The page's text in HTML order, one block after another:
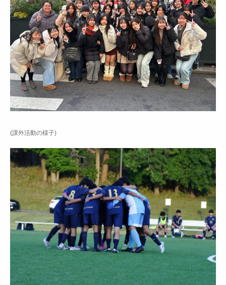
(課外活動の様子)